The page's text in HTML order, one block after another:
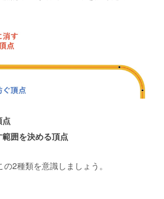
点
囲を決める頂点
2種類を意識しましょう。